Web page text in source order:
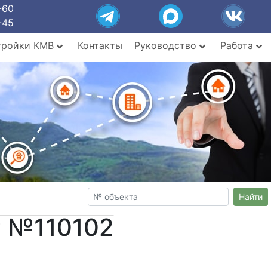
КМВ Контакты Руководство Работа
Найти
№110102